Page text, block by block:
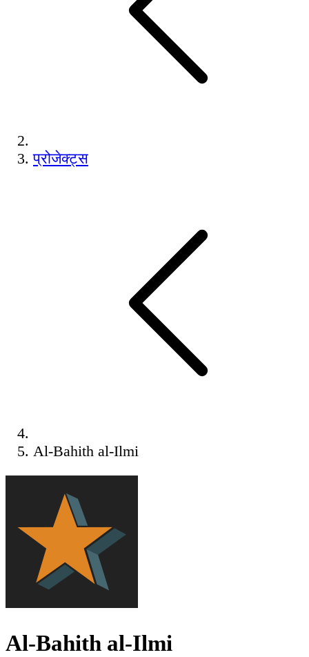
प्रोजेक्ट्स
Al-Bahith al-Ilmi
Al-Bahith al-Ilmi